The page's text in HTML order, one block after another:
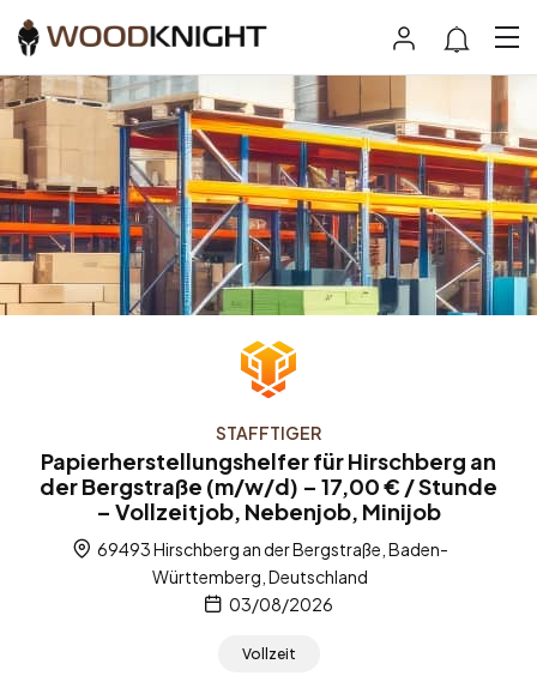
STAFFTIGER
Papierherstellungshelfer für Hirschberg an
der Bergstraße (m/w/d) – 17,00 € / Stunde
– Vollzeitjob, Nebenjob, Minijob
69493 Hirschberg an der Bergstraße, Baden-
Württemberg, Deutschland
03/08/2026
Vollzeit